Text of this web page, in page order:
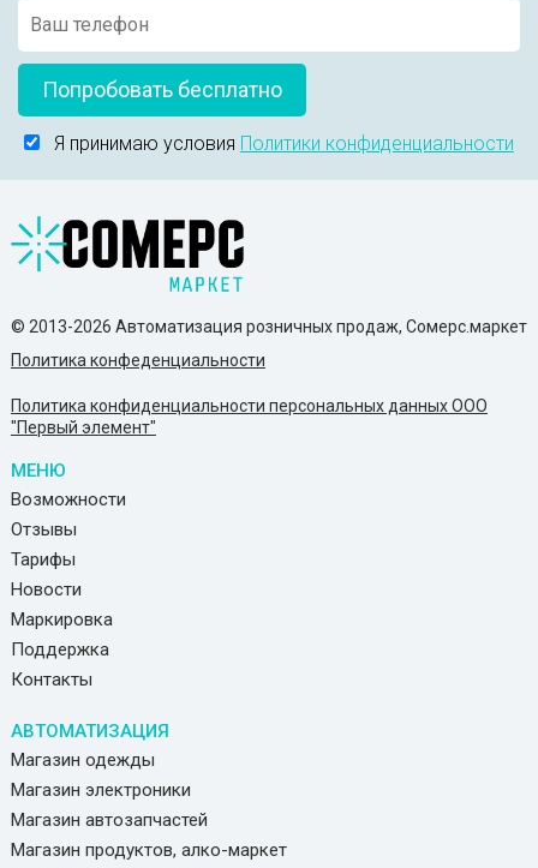
Попробовать бесплатно
Я принимаю условия Политики конфиденциальности
© 2013-2026 Автоматизация розничных продаж, Сомерс.маркет
Политика конфеденциальности
Политика конфиденциальности персональных данных ООО
"Первый элемент"
МЕНЮ
Возможности
Отзывы
Тарифы
Новости
Маркировка
Поддержка
Контакты
АВТОМАТИЗАЦИЯ
Магазин одежды
Магазин электроники
Магазин автозапчастей
Магазин продуктов, алко-маркет